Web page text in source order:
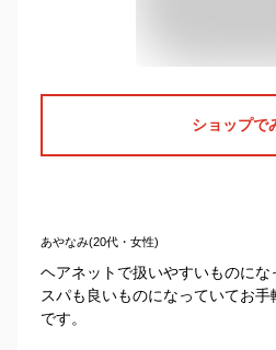
ショップで
あやなみ(20代・女性)
ヘアネットで扱いやすいものにな
スパも良いものになっていてお
です。